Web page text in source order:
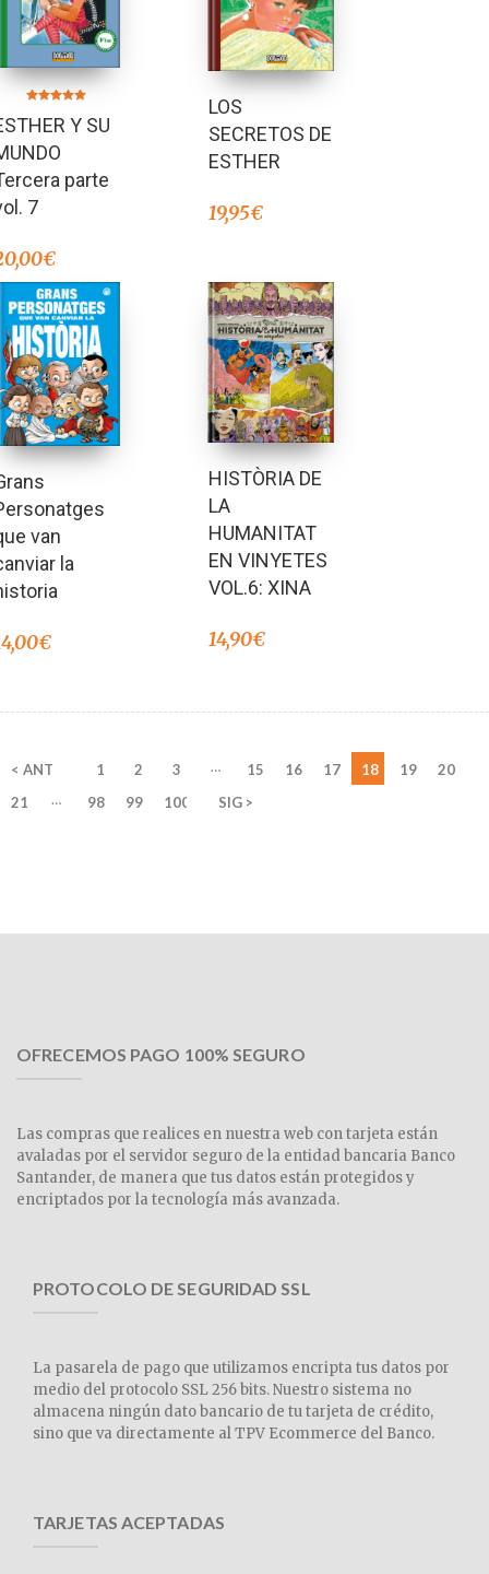
5.00
de 5
Y SU
parte
7
€
LOS
SECRETOS DE
ESTHER
19,95€
van
la
€
HISTÒRIA DE
LA
HUMANITAT
EN VINYETES
VOL.6: XINA
14,90€
< ANT 1 2 3 … 15 16 17 18 19
20
21
… 98 99 100 SIG >
OFRECEMOS PAGO 100% SEGURO
Las compras que realices en nuestra web con tarjeta están
avaladas por el servidor seguro de la entidad bancaria Banco
Santander, de manera que tus datos están protegidos y
encriptados por la tecnología más avanzada.
PROTOCOLO DE SEGURIDAD SSL
La pasarela de pago que utilizamos encripta tus datos por
medio del protocolo SSL 256 bits. Nuestro sistema no
almacena ningún dato bancario de tu tarjeta de crédito,
sino que va directamente al TPV Ecommerce del Banco.
TARJETAS ACEPTADAS